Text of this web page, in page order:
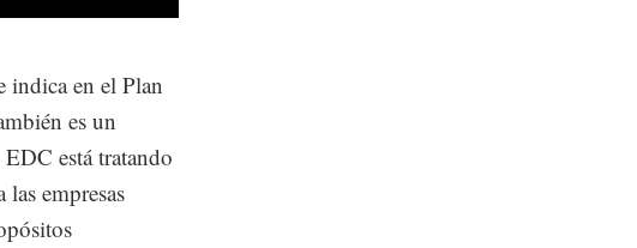
indica en el Plan
es un
está tratando
empresas